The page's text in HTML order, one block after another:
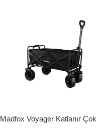
Madfox Voyager Katlanır Çok